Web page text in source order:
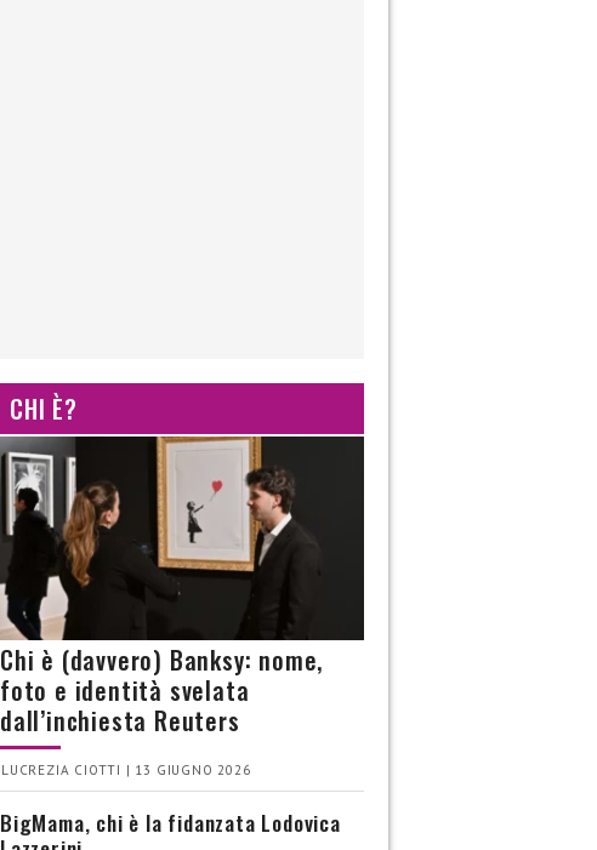
CHI È?
Chi è (davvero) Banksy: nome,
foto e identità svelata
dall’inchiesta Reuters
LUCREZIA CIOTTI | 13 GIUGNO 2026
BigMama, chi è la fidanzata Lodovica